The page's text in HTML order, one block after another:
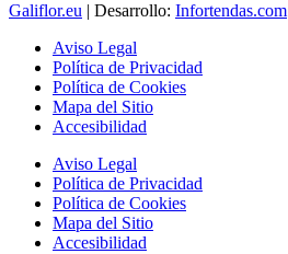
Galiflor.eu | Desarrollo: Infortendas.com
Aviso Legal
Política de Privacidad
Política de Cookies
Mapa del Sitio
Accesibilidad
Aviso Legal
Política de Privacidad
Política de Cookies
Mapa del Sitio
Accesibilidad